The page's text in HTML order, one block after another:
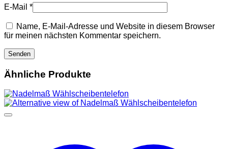
E-Mail *
Name, E-Mail-Adresse und Website in diesem Browser
für meinen nächsten Kommentar speichern.
Ähnliche Produkte